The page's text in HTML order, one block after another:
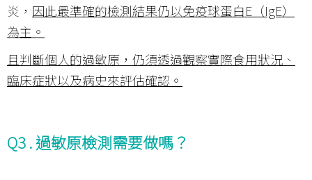
炎， 因此最準確的檢測結果仍以免疫球蛋白E （IgE）
為主。
且判斷個人的過敏原，仍須透過觀察實際食用狀況、
臨床症狀以及病史來評估確認。
Q3 .過敏原檢測需要做嗎？